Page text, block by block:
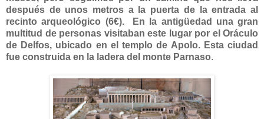
después de unos metros a la puerta de la entrada al
recinto arqueológico (6€). En la antigüedad una gran
multitud de personas visitaban este lugar por el Oráculo
de Delfos, ubicado en el templo de Apolo. Esta ciudad
fue construida en la ladera del monte Parnaso.